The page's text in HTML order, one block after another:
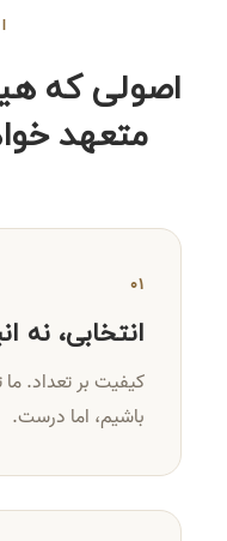
اصولی که
متعهد
۰۱
انتخابی، نه
کیفیت بر تعداد.
باشیم، اما درست.